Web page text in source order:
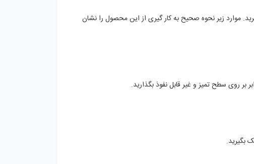
موارد زیر نحوه صحیح به کار گیری از این محصول را نشان
روی سطح تمیز و غیر قابل نفوذ بگذارید.
بگیرید.